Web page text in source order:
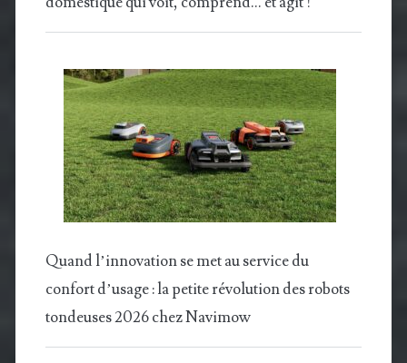
Quand l’innovation se met au service du
confort d’usage : la petite révolution des robots
tondeuses 2026 chez Navimow